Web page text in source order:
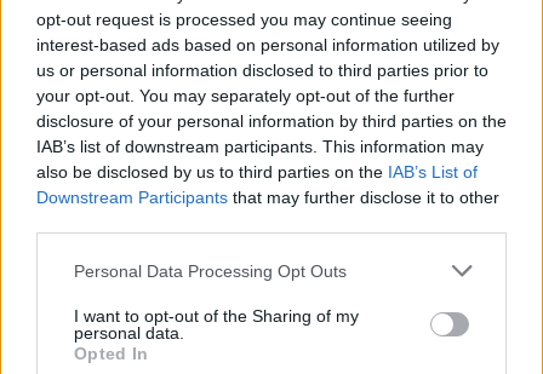
opt-out request is processed you may continue seeing
interest-based ads based on personal information utilized by
us or personal information disclosed to third parties prior to
your opt-out. You may separately opt-out of the further
disclosure of your personal information by third parties on the
IAB’s list of downstream participants. This information may
also be disclosed by us to third parties on the IAB’s List of
Downstream Participants that may further disclose it to other
Personal Data Processing Opt Outs
I want to opt-out of the Sharing of my
personal data.
Opted In
FŐTÉR